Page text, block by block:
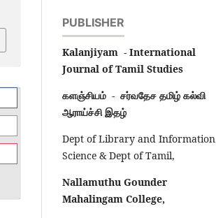
PUBLISHER
Kalanjiyam - International
Journal of Tamil Studies
களஞ்சியம் - சர்வதேச தமிழ் கல்வி
ஆராய்ச்சி இதழ்
Dept of Library and Information
Science & Dept of Tamil,
Nallamuthu Gounder
Mahalingam College,